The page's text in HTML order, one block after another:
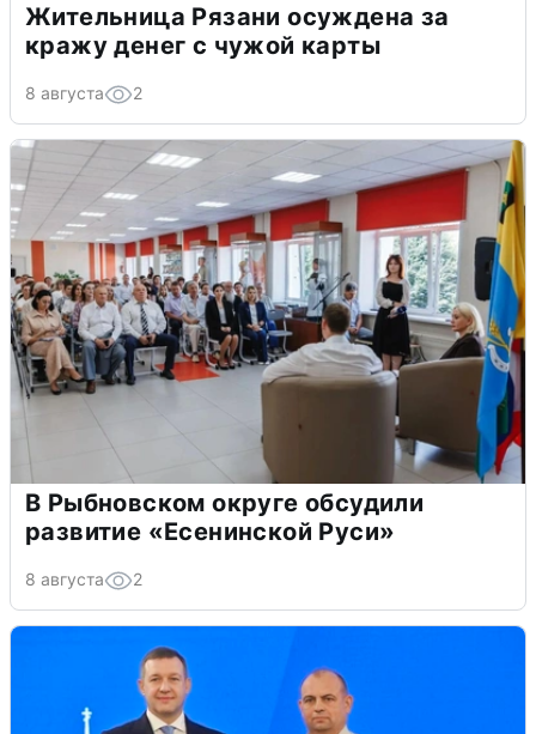
Жительница Рязани осуждена за
кражу денег с чужой карты
8 августа 2
В Рыбновском округе обсудили
развитие «Есенинской Руси»
8 августа 2